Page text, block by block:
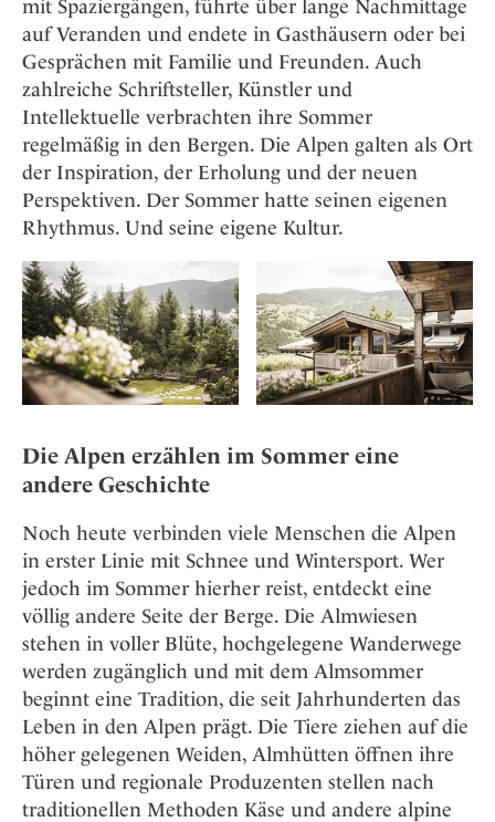
mit Spaziergängen, führte über lange Nachmittage
auf Veranden und endete in Gasthäusern oder bei
Gesprächen mit Familie und Freunden. Auch
zahlreiche Schriftsteller, Künstler und
Intellektuelle verbrachten ihre Sommer
regelmäßig in den Bergen. Die Alpen galten als Ort
der Inspiration, der Erholung und der neuen
Perspektiven. Der Sommer hatte seinen eigenen
Rhythmus. Und seine eigene Kultur.
Die Alpen erzählen im Sommer eine
andere Geschichte
Noch heute verbinden viele Menschen die Alpen
in erster Linie mit Schnee und Wintersport. Wer
jedoch im Sommer hierher reist, entdeckt eine
völlig andere Seite der Berge. Die Almwiesen
stehen in voller Blüte, hochgelegene Wanderwege
werden zugänglich und mit dem Almsommer
beginnt eine Tradition, die seit Jahrhunderten das
Leben in den Alpen prägt. Die Tiere ziehen auf die
höher gelegenen Weiden, Almhütten öffnen ihre
Türen und regionale Produzenten stellen nach
traditionellen Methoden Käse und andere alpine